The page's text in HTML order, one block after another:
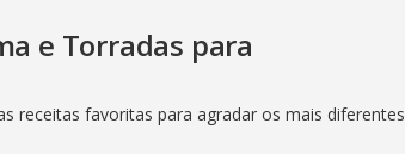
e Torradas para
receitas favoritas para agradar os mais diferentes